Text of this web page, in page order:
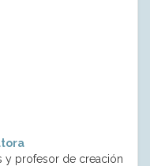
y profesor de creación